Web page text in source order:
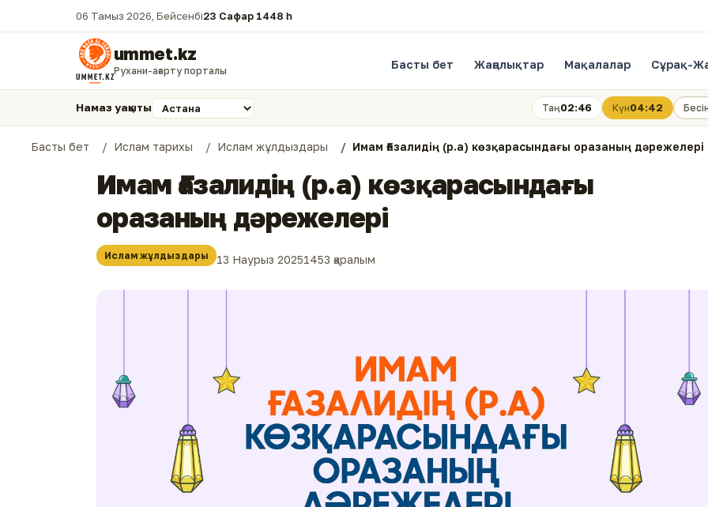
06 Тамыз 2026, Бейсенбі23 Сафар 1448 һ.
ummet.kz
Рухани-ағарту порталы Басты бет Жаңалықтар Мақалалар Сұрақ-
Намаз уақыты Таң02:46 Күн04:42 Бесін
Басты бет Ислам тарихы Ислам жұлдыздары Имам Ғазалидің (р.а) көзқарасындағы оразаның дәрежелері
Имам Ғазалидің (р.а) көзқарасындағы
оразаның дәрежелері
Ислам жұлдыздары 13 Наурыз 20251453 қаралым